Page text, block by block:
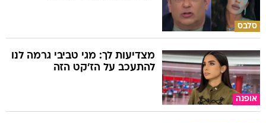
סלבס
אופנה
מצדיעות לך: מגי טביבי גרמה לנו
להתעכב על הז'קט הזה